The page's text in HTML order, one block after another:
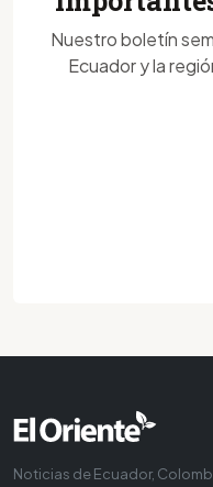
Nuestro boletín
Ecuador y la
Noticias de Ecuador,